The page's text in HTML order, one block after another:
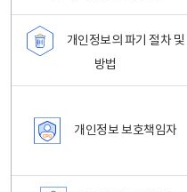
개인정보의 파기 절차 및
방법
개인정보 보호책임자